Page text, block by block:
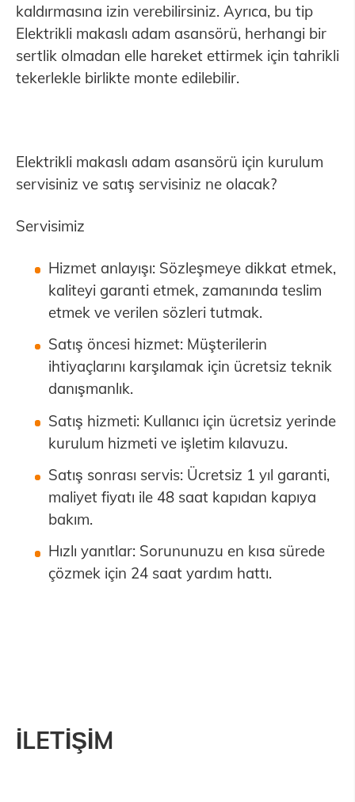
kaldırmasına izin verebilirsiniz. Ayrıca, bu tip
Elektrikli makaslı adam asansörü, herhangi bir
sertlik olmadan elle hareket ettirmek için tahrikli
tekerlekle birlikte monte edilebilir.
Elektrikli makaslı adam asansörü için kurulum
servisiniz ve satış servisiniz ne olacak?
Servisimiz
Hizmet anlayışı: Sözleşmeye dikkat etmek,
kaliteyi garanti etmek, zamanında teslim
etmek ve verilen sözleri tutmak.
Satış öncesi hizmet: Müşterilerin
ihtiyaçlarını karşılamak için ücretsiz teknik
danışmanlık.
Satış hizmeti: Kullanıcı için ücretsiz yerinde
kurulum hizmeti ve işletim kılavuzu.
Satış sonrası servis: Ücretsiz 1 yıl garanti,
maliyet fiyatı ile 48 saat kapıdan kapıya
bakım.
Hızlı yanıtlar: Sorununuzu en kısa sürede
çözmek için 24 saat yardım hattı.
İLETİŞİM